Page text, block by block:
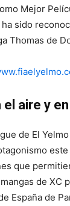
Mejor
sido
Thomas de
el aire y
de El
este
que
de XC
España de